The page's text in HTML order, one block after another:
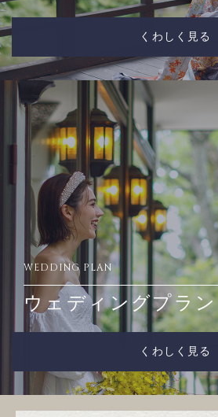
くわしく見る
WEDDING PLAN
ウェディングプラン
くわしく見る